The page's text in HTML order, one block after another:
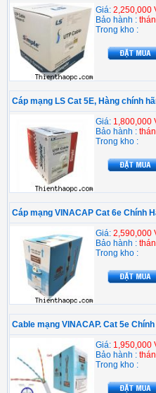
Giá: 2,250,000
Bảo hành :
Trong kho :
Cáp mạng LS Cat 5E, Hàng chính
Giá: 1,800,000
Bảo hành :
Trong kho :
Cáp mạng VINACAP Cat 6e Chính
Giá: 2,590,000
Bảo hành :
Trong kho :
Cable mạng VINACAP. Cat 5e
Giá: 1,950,000
Bảo hành :
Trong kho :